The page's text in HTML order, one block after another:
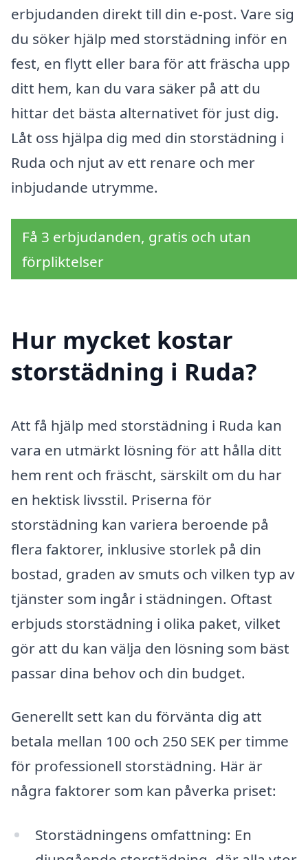
erbjudanden direkt till din e-post. Vare sig
du söker hjälp med storstädning inför en
fest, en flytt eller bara för att fräscha upp
ditt hem, kan du vara säker på att du
hittar det bästa alternativet för just dig.
Låt oss hjälpa dig med din storstädning i
Ruda och njut av ett renare och mer
inbjudande utrymme.
Få 3 erbjudanden, gratis och utan
förpliktelser
Hur mycket kostar
storstädning i Ruda?
Att få hjälp med storstädning i Ruda kan
vara en utmärkt lösning för att hålla ditt
hem rent och fräscht, särskilt om du har
en hektisk livsstil. Priserna för
storstädning kan variera beroende på
flera faktorer, inklusive storlek på din
bostad, graden av smuts och vilken typ av
tjänster som ingår i städningen. Oftast
erbjuds storstädning i olika paket, vilket
gör att du kan välja den lösning som bäst
passar dina behov och din budget.
Generellt sett kan du förvänta dig att
betala mellan 100 och 250 SEK per timme
för professionell storstädning. Här är
några faktorer som kan påverka priset:
Storstädningens omfattning: En